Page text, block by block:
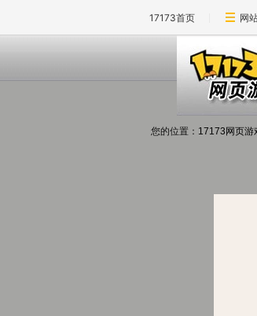
17173首页 网
您的位置： 17173网页游